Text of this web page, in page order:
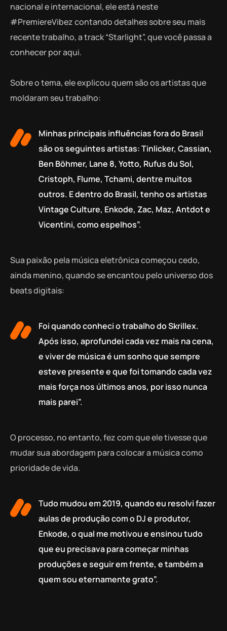
nacional e internacional, ele está neste
#PremiereVibez contando detalhes sobre seu mais
recente trabalho, a track “Starlight”, que você passa a
conhecer por aqui.
Sobre o tema, ele explicou quem são os artistas que
moldaram seu trabalho:
Minhas principais influências fora do Brasil
são os seguintes artistas: Tinlicker, Cassian,
Ben Böhmer, Lane 8, Yotto, Rufus du Sol,
Cristoph, Flume, Tchami, dentre muitos
outros. E dentro do Brasil, tenho os artistas
Vintage Culture, Enkode, Zac, Maz, Antdot e
Vicentini, como espelhos”.
Sua paixão pela música eletrônica começou cedo,
ainda menino, quando se encantou pelo universo dos
beats digitais:
Foi quando conheci o trabalho do Skrillex.
Após isso, aprofundei cada vez mais na cena,
e viver de música é um sonho que sempre
esteve presente e que foi tomando cada vez
mais força nos últimos anos, por isso nunca
mais parei”.
O processo, no entanto, fez com que ele tivesse que
mudar sua abordagem para colocar a música como
prioridade de vida.
Tudo mudou em 2019, quando eu resolvi fazer
aulas de produção com o DJ e produtor,
Enkode, o qual me motivou e ensinou tudo
que eu precisava para começar minhas
produções e seguir em frente, e também a
quem sou eternamente grato”.